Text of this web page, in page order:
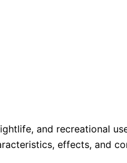
and recreational
effects, and